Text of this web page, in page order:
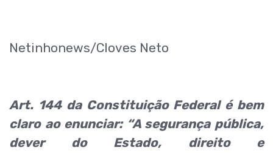
Netinhonews/Cloves Neto
Art. 144 da Constituição Federal é bem
claro ao enunciar: “A segurança pública,
dever do Estado, direito e